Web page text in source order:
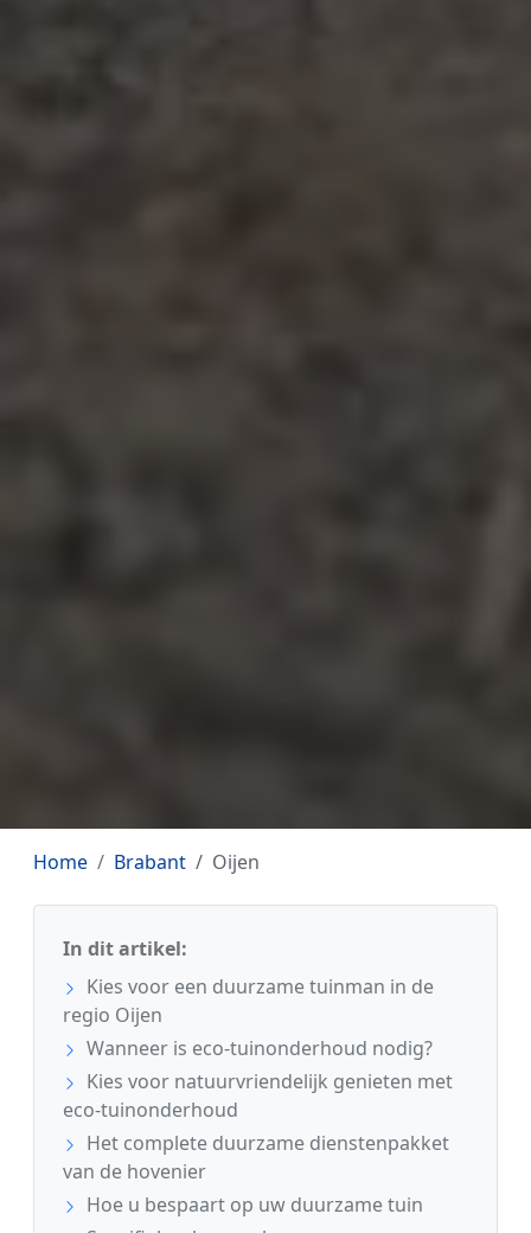
Home Brabant Oijen
In dit artikel:
Kies voor een duurzame tuinman in de
regio Oijen
Wanneer is eco-tuinonderhoud nodig?
Kies voor natuurvriendelijk genieten met
eco-tuinonderhoud
Het complete duurzame dienstenpakket
van de hovenier
Hoe u bespaart op uw duurzame tuin